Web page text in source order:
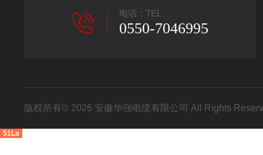
电话：TEL
0550-7046995
版权所有© 2026 安徽华强电缆有限公司 All Rights
51La